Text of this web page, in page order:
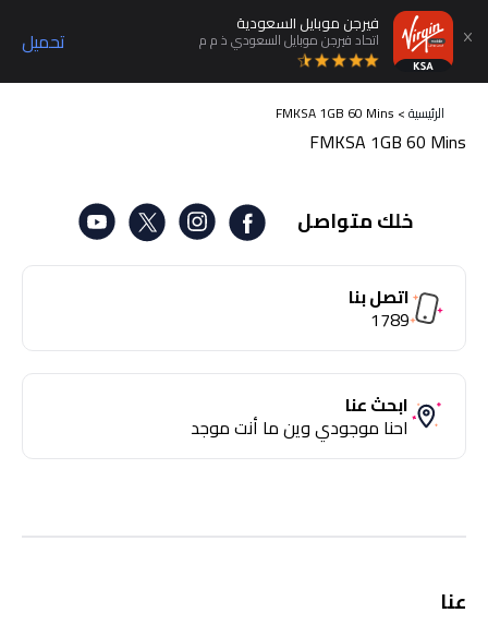
تحميل
فيرجن موبايل السعودية
اتحاد فيرجن موبايل السعودي ذ م م
الرئيسية>
FMKSA 1GB 60 Mins
FMKSA 1GB 60 Mins
خلك متواصل
اتصل بنا
1789
ابحث عنا
احنا موجودي وين ما أنت موجد
عنا